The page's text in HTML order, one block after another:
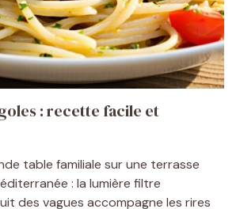
: recette facile et
table familiale sur une terrasse
: la lumière filtre
des vagues accompagne les rires